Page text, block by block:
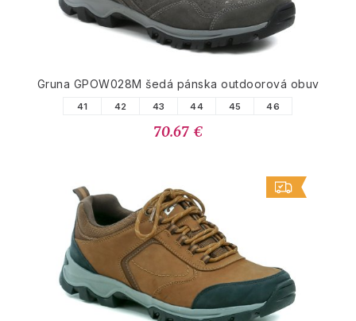
Gruna GPOW028M šedá pánska outdoorová obuv
41 42 43 44 45 46
70.67 €